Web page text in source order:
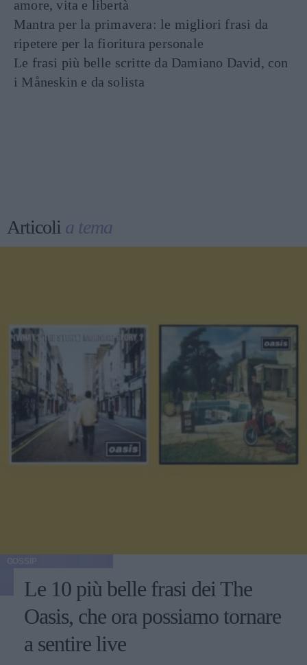
amore, vita e libertà
Mantra per la primavera: le migliori frasi da
ripetere per la fioritura personale
Le frasi più belle scritte da Damiano David, con
i Måneskin e da solista
Articoli a tema
Le 10 più belle frasi dei The
Oasis, che ora possiamo tornare
a sentire live